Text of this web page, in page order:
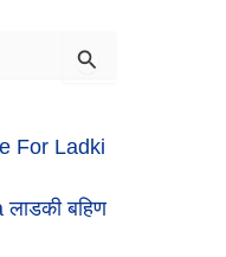
For Ladki
बहिण